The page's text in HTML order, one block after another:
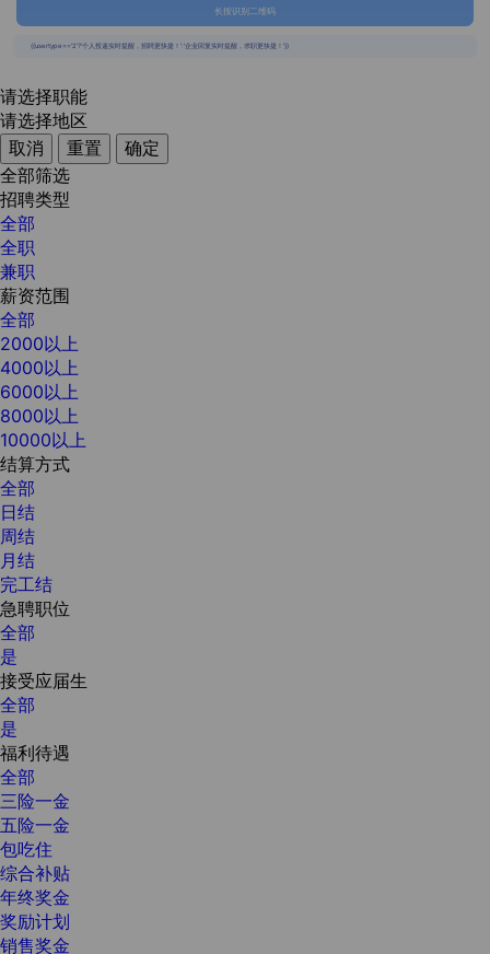
长按识别二维码
{{usertype=='2'?'个人投递实时提醒，招聘更快捷！':'企业回复实时提醒，求职更快捷！'}}
请选择职能
请选择地区
取消
重置
确定
全部筛选
招聘类型
全部
全职
兼职
薪资范围
全部
2000以上
4000以上
6000以上
8000以上
10000以上
结算方式
全部
日结
周结
月结
完工结
急聘职位
全部
是
接受应届生
全部
是
福利待遇
全部
三险一金
五险一金
包吃住
综合补贴
年终奖金
奖励计划
销售奖金